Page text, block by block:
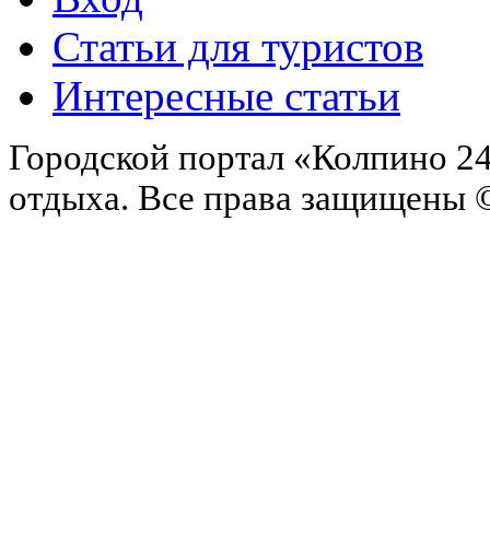
Статьи для туристов
Интересные статьи
Городской портал «Колпино
отдыха. Все права защищены